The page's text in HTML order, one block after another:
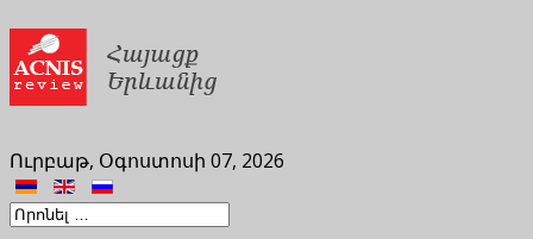
Ուրբաթ, Օգոստոսի 07, 2026